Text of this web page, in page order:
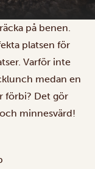
tillräckligt lång
på benen.
platsen för
Varför inte
medan en
förbi? Det gör
minnesvärd!